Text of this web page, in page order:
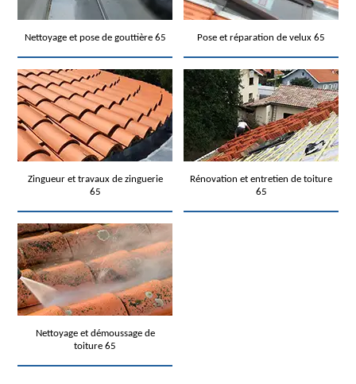
Nettoyage et pose de gouttière 65 Pose et réparation de velux 65
Zingueur et travaux de zinguerie
65
Rénovation et entretien de toiture
65
Nettoyage et démoussage de
toiture 65